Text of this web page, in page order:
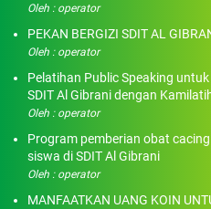
Oleh : operator
PEKAN BERGIZI SDIT AL
Oleh : operator
Pelatihan Public Speaking
SDIT Al Gibrani dengan
Oleh : operator
Program pemberian obat
siswa di SDIT Al Gibrani
Oleh : operator
MANFAATKAN UANG KOIN